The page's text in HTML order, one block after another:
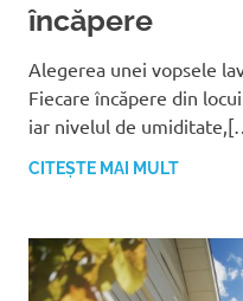
încăpere
Alegerea unei vopsele
Fiecare încăpere din
iar nivelul de
CITEȘTE MAI MULT